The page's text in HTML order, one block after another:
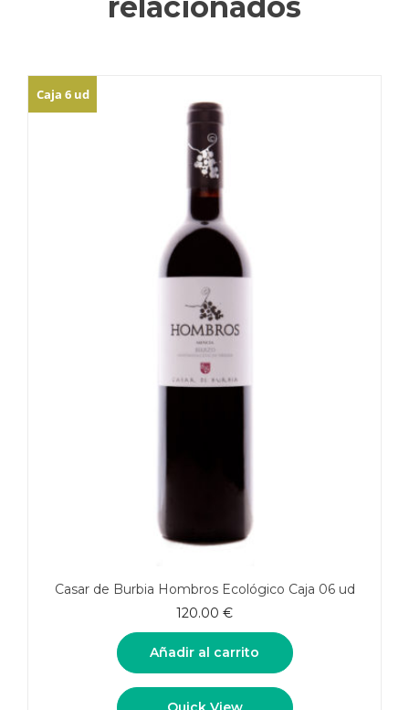
Caja 6 ud
Casar de Burbia Hombros Ecológico Caja 06 ud
120.00 €
Añadir al carrito